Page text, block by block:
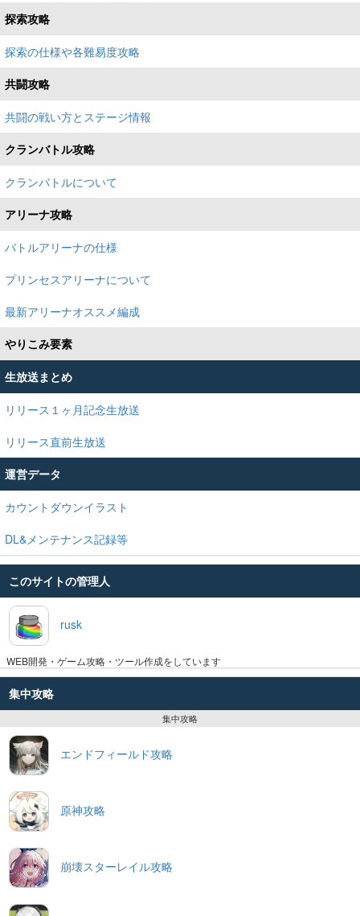
探索攻略
探索の仕様や各難易度攻略
共闘攻略
共闘の戦い方とステージ情報
クランバトル攻略
クランバトルについて
アリーナ攻略
バトルアリーナの仕様
プリンセスアリーナについて
最新アリーナオススメ編成
やりこみ要素
生放送まとめ
リリース１ヶ月記念生放送
リリース直前生放送
運営データ
カウントダウンイラスト
DL&メンテナンス記録等
このサイトの管理人
rusk
開発・ゲーム攻略・ツール作成をしています
集中攻略
集中攻略
エンドフィールド攻略
原神攻略
崩壊スターレイル攻略